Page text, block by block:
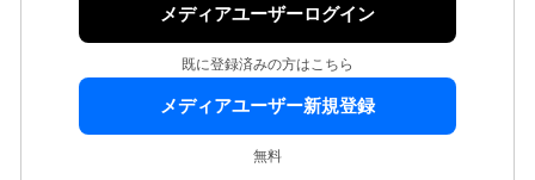
メディアユーザーログイン
既に登録済みの方はこちら
メディアユーザー新規登録
無料